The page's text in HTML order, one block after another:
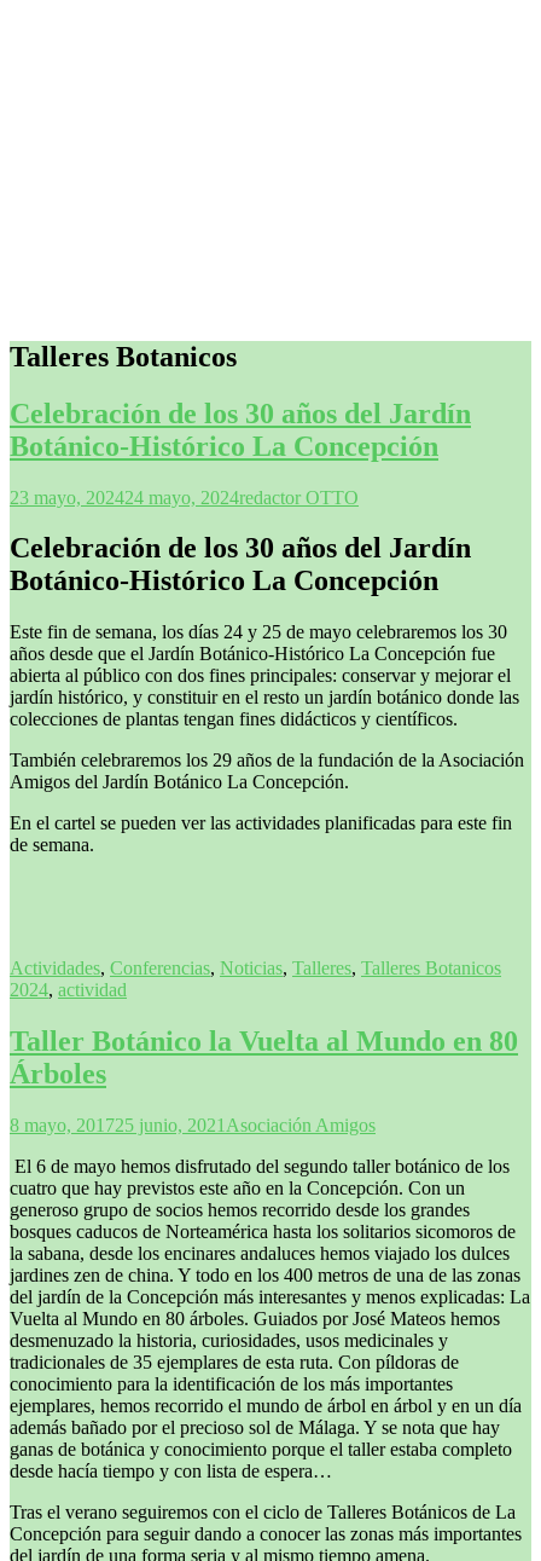
Talleres Botanicos
Celebración de los 30 años del Jardín
Botánico-Histórico La Concepción
23 mayo, 202424 mayo, 2024redactor OTTO
Celebración de los 30 años del Jardín
Botánico-Histórico La Concepción
Este fin de semana, los días 24 y 25 de mayo celebraremos los 30
años desde que el Jardín Botánico-Histórico La Concepción fue
abierta al público con dos fines principales: conservar y mejorar el
jardín histórico, y constituir en el resto un jardín botánico donde las
colecciones de plantas tengan fines didácticos y científicos.
También celebraremos los 29 años de la fundación de la Asociación
Amigos del Jardín Botánico La Concepción.
En el cartel se pueden ver las actividades planificadas para este fin
de semana.
Actividades, Conferencias, Noticias, Talleres, Talleres Botanicos
2024, actividad
Taller Botánico la Vuelta al Mundo en 80
Árboles
8 mayo, 201725 junio, 2021 Asociación Amigos
El 6 de mayo hemos disfrutado del segundo taller botánico de los
cuatro que hay previstos este año en la Concepción. Con un
generoso grupo de socios hemos recorrido desde los grandes
bosques caducos de Norteamérica hasta los solitarios sicomoros de
la sabana, desde los encinares andaluces hemos viajado los dulces
jardines zen de china. Y todo en los 400 metros de una de las zonas
del jardín de la Concepción más interesantes y menos explicadas: La
Vuelta al Mundo en 80 árboles. Guiados por José Mateos hemos
desmenuzado la historia, curiosidades, usos medicinales y
tradicionales de 35 ejemplares de esta ruta. Con píldoras de
conocimiento para la identificación de los más importantes
ejemplares, hemos recorrido el mundo de árbol en árbol y en un día
además bañado por el precioso sol de Málaga. Y se nota que hay
ganas de botánica y conocimiento porque el taller estaba completo
desde hacía tiempo y con lista de espera…
Tras el verano seguiremos con el ciclo de Talleres Botánicos de La
Concepción para seguir dando a conocer las zonas más importantes
del jardín de una forma seria y al mismo tiempo amena.